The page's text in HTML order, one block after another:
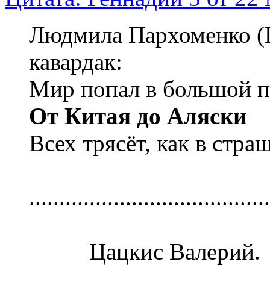
Людмила Пархоменко
кавардак:
Мир попал в большой
От Китая до Аляски
Всех трясёт, как в
Цацкис Валерий.